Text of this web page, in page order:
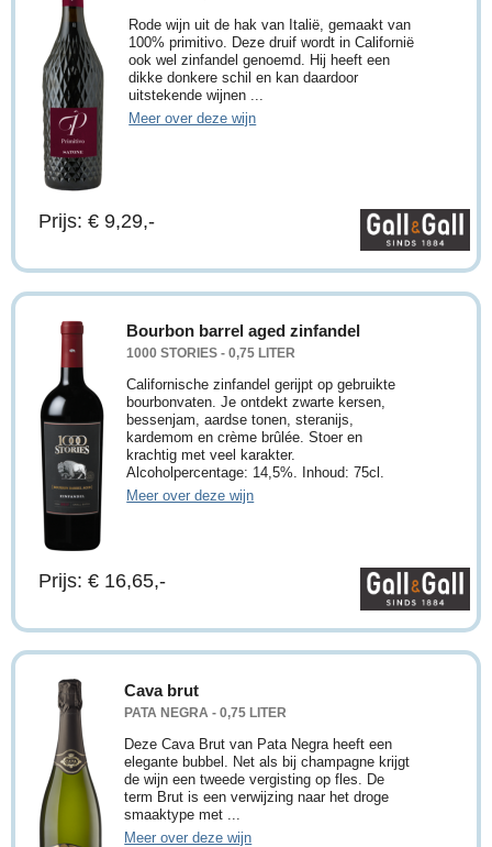
Rode wijn uit de hak van Italië, gemaakt van
100% primitivo. Deze druif wordt in Californië
ook wel zinfandel genoemd. Hij heeft een
dikke donkere schil en kan daardoor
uitstekende wijnen ...
Meer over deze wijn
Prijs: € 9,29,-
Bourbon barrel aged zinfandel
1000 STORIES - 0,75 LITER
Californische zinfandel gerijpt op gebruikte
bourbonvaten. Je ontdekt zwarte kersen,
bessenjam, aardse tonen, steranijs,
kardemom en crème brûlée. Stoer en
krachtig met veel karakter.
Alcoholpercentage: 14,5%. Inhoud: 75cl.
Meer over deze wijn
Prijs: € 16,65,-
Cava brut
PATA NEGRA - 0,75 LITER
Deze Cava Brut van Pata Negra heeft een
elegante bubbel. Net als bij champagne krijgt
de wijn een tweede vergisting op fles. De
term Brut is een verwijzing naar het droge
smaaktype met ...
Meer over deze wijn